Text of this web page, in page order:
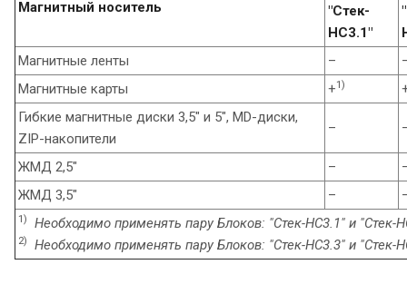
Магнитный носитель
"Стек-
НС3.1"
Магнитные ленты
–
Магнитные карты
+1)
Гибкие магнитные диски 3,5" и 5", MD-диски,
ZIP-накопители
–
ЖМД 2,5" –
ЖМД 3,5"
–
1) Необходимо применять пару Блоков: "Стек-НС3.1" и "Стек-
2) Необходимо применять пару Блоков: "Стек-НС3.3" и "Стек-